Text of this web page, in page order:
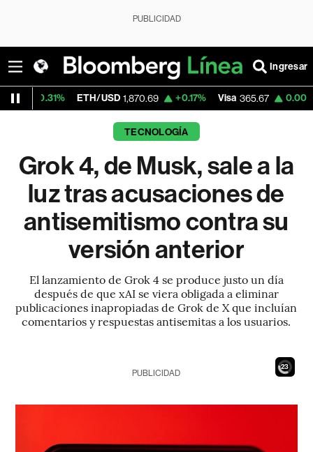
PUBLICIDAD
Ingresar
ETH/USD 1,870.69 +0.17% Visa 365.67 0.00%
TECNOLOGÍA
Grok 4, de Musk, sale a la
luz tras acusaciones de
antisemitismo contra su
versión anterior
El lanzamiento de Grok 4 se produce justo un día
después de que xAI se viera obligada a eliminar
publicaciones inapropiadas de Grok de X que incluían
comentarios y respuestas antisemitas a los usuarios.
21
PUBLICIDAD